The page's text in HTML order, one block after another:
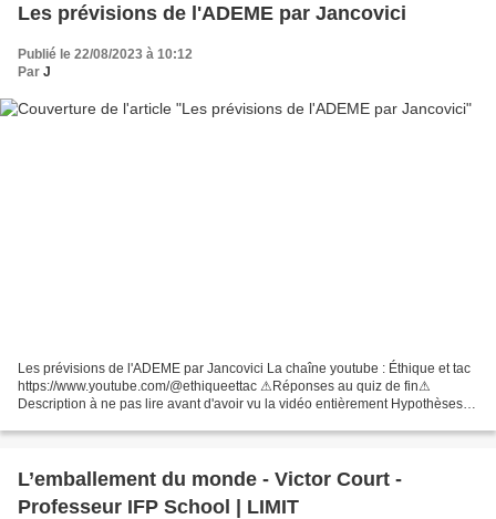
Les prévisions de l'ADEME par Jancovici
Publié le 22/08/2023 à 10:12
Par J
Les prévisions de l'ADEME par Jancovici La chaîne youtube : Éthique et tac
https://www.youtube.com/@ethiqueettac ⚠Réponses au quiz de fin⚠
Description à ne pas lire avant d'avoir vu la vidéo entièrement Hypothèses
L’emballement du monde - Victor Court -
Professeur IFP School | LIMIT